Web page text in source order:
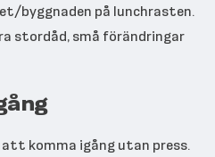
byggnaden på lunchrasten.
stordåd, små förändringar
komma igång utan press.